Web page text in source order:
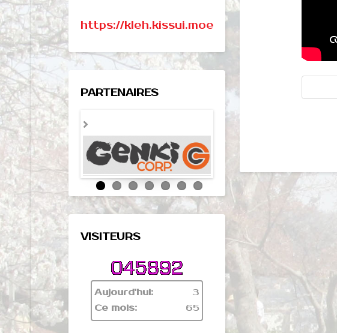
https://kleh.kissui.moe
PARTENAIRES
VISITEURS
Aujourd'hui:
3
Ce mois:
65